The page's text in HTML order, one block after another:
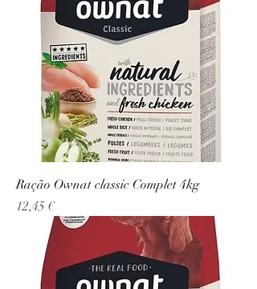
Ração Ownat classic Complet 4kg
Precio
12,45 €